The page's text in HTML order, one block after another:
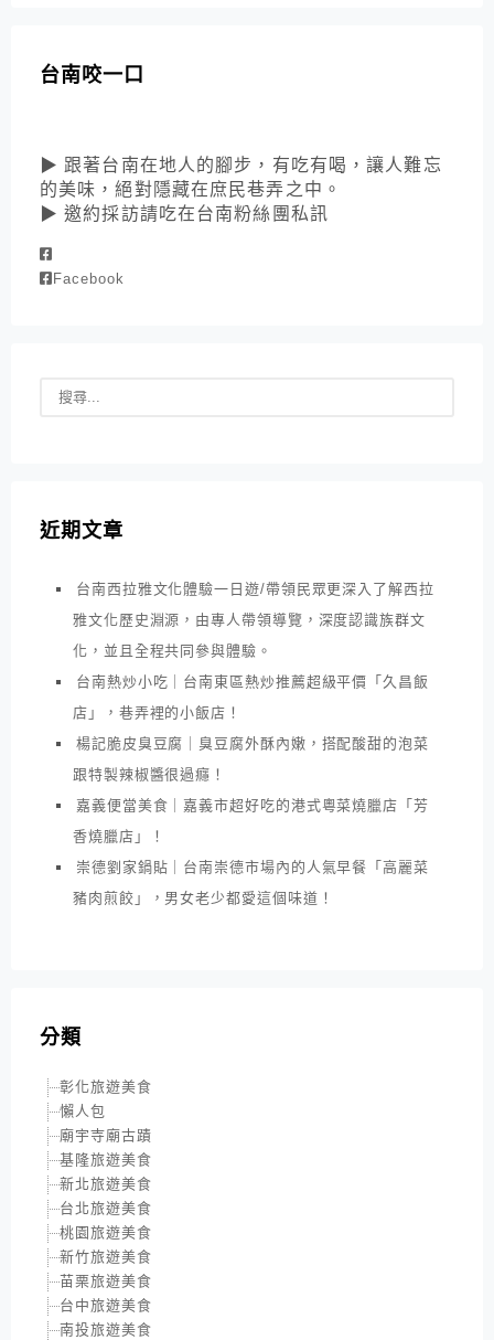
台南咬一口
▶ 跟著台南在地人的腳步，有吃有喝，讓人難忘
的美味，絕對隱藏在庶民巷弄之中。
▶ 邀約採訪請吃在台南粉絲團私訊
Facebook
近期文章
台南西拉雅文化體驗一日遊/帶領民眾更深入了解西拉
雅文化歷史淵源，由專人帶領導覽，深度認識族群文
化，並且全程共同參與體驗。
台南熱炒小吃｜台南東區熱炒推薦超級平價「久昌飯
店」，巷弄裡的小飯店！
楊記脆皮臭豆腐｜臭豆腐外酥內嫩，搭配酸甜的泡菜
跟特製辣椒醬很過癮！
嘉義便當美食｜嘉義市超好吃的港式粵菜燒臘店「芳
香燒臘店」！
崇德劉家鍋貼｜台南崇德市場內的人氣早餐「高麗菜
豬肉煎餃」，男女老少都愛這個味道！
分類
彰化旅遊美食
懶人包
廟宇寺廟古蹟
基隆旅遊美食
新北旅遊美食
台北旅遊美食
桃園旅遊美食
新竹旅遊美食
苗栗旅遊美食
台中旅遊美食
南投旅遊美食